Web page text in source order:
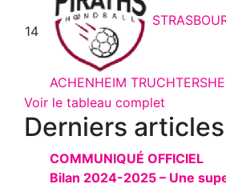
14
ACHENHEIM
Voir le tableau complet
Derniers articles
COMMUNIQUÉ OFFICIEL
Bilan 2024-2025 – Une